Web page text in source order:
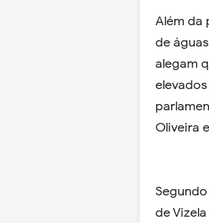
Além da
de
alegam
Oliveira
de